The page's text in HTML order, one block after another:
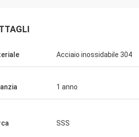
Acciaio inossidabile 304
1 anno
SSS